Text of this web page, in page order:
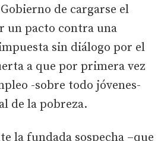
de cargarse el
un pacto contra una
sin diálogo por el
a que por primera vez
-sobre todo jóvenes-
de la pobreza.
la fundada sospecha –que